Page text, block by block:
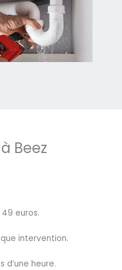
Beez
euros.
intervention.
d’une heure.